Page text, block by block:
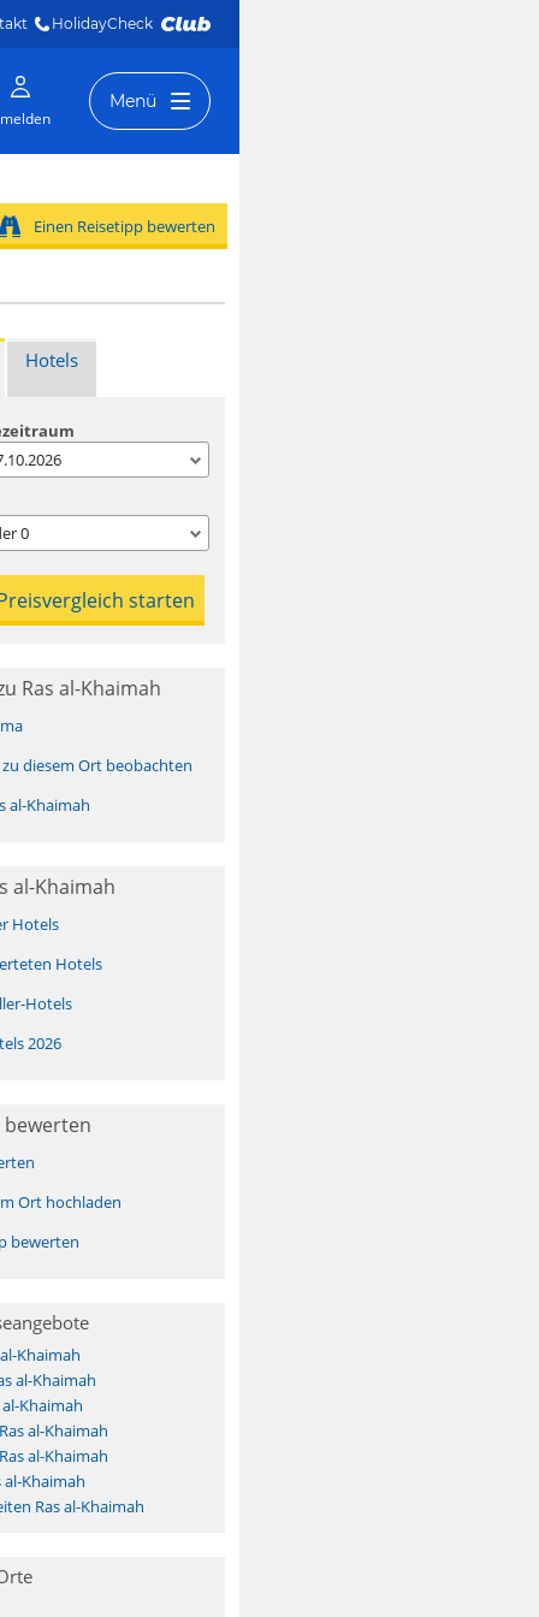
HolidayCheck
Menü
Einen Reisetipp bewerten
Hotels
0
Ras al-Khaimah
diesem Ort beobachten
al-Khaimah
al-Khaimah
Hotels
Hotels
Hotels
2026
Ort hochladen
bewerten
Khaimah
al-Khaimah
Khaimah
al-Khaimah
al-Khaimah
al-Khaimah
Ras al-Khaimah